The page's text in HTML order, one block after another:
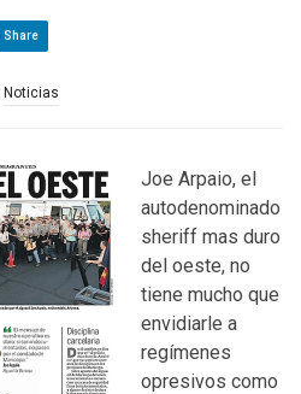
Share
Noticias
Joe Arpaio, el
autodenominado
sheriff mas duro
del oeste, no
tiene mucho que
envidiarle a
regímenes
opresivos como